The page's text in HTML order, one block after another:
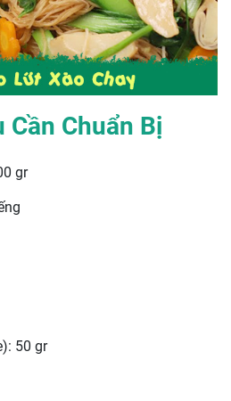
Cần Chuẩn Bị
gr
50 gr